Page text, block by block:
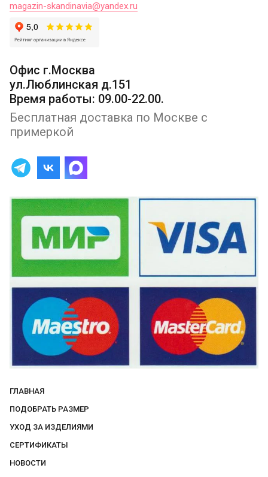
magazin-skandinavia@yandex.ru
Офис г.Москва
ул.Люблинская д.151
Время работы: 09.00-22.00.
Бесплатная доставка по Москве с
примеркой
ГЛАВНАЯ
ПОДОБРАТЬ РАЗМЕР
УХОД ЗА ИЗДЕЛИЯМИ
СЕРТИФИКАТЫ
НОВОСТИ